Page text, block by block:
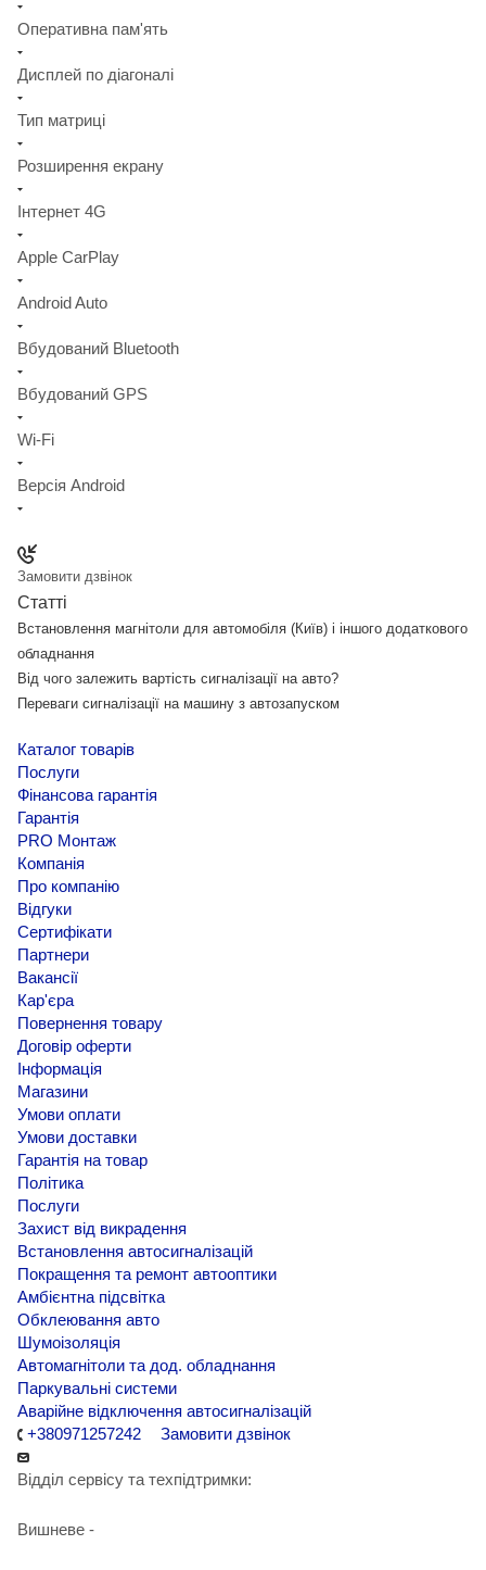
Оперативна пам'ять
Дисплей по діагоналі
Тип матриці
Розширення екрану
Інтернет 4G
Apple CarPlay
Android Auto
Вбудований Bluetooth
Вбудований GPS
Wi-Fi
Версія Android
Замовити дзвінок
Статті
Встановлення магнітоли для автомобіля (Київ) і іншого додаткового
обладнання
Від чого залежить вартість сигналізації на авто?
Переваги сигналізації на машину з автозапуском
Каталог товарів
Послуги
Фінансова гарантія
Гарантія
PRO Монтаж
Компанія
Про компанію
Відгуки
Сертифікати
Партнери
Вакансії
Кар'єра
Повернення товару
Договір оферти
Інформація
Магазини
Умови оплати
Умови доставки
Гарантія на товар
Політика
Послуги
Захист від викрадення
Встановлення автосигналізацій
Покращення та ремонт автооптики
Амбієнтна підсвітка
Обклеювання авто
Шумоізоляція
Автомагнітоли та дод. обладнання
Паркувальні системи
Аварійне відключення автосигналізацій
+380971257242
Замовити дзвінок
Відділ сервісу та техпідтримки:
Вишневе -